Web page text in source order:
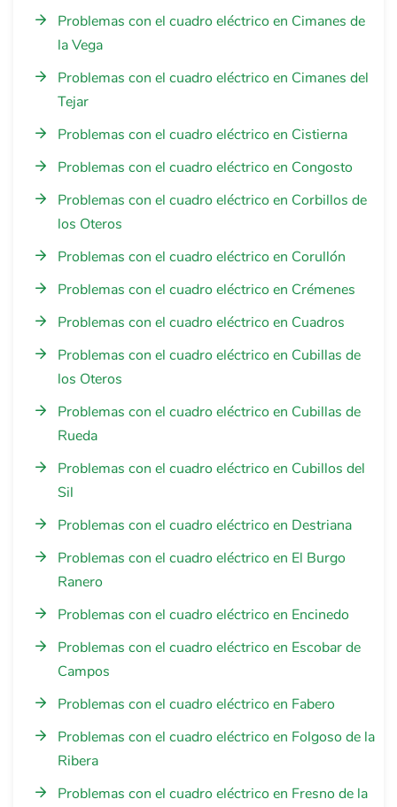
Problemas con el cuadro eléctrico en Cimanes de
la Vega
Problemas con el cuadro eléctrico en Cimanes del
Tejar
Problemas con el cuadro eléctrico en Cistierna
Problemas con el cuadro eléctrico en Congosto
Problemas con el cuadro eléctrico en Corbillos de
los Oteros
Problemas con el cuadro eléctrico en Corullón
Problemas con el cuadro eléctrico en Crémenes
Problemas con el cuadro eléctrico en Cuadros
Problemas con el cuadro eléctrico en Cubillas de
los Oteros
Problemas con el cuadro eléctrico en Cubillas de
Rueda
Problemas con el cuadro eléctrico en Cubillos del
Sil
Problemas con el cuadro eléctrico en Destriana
Problemas con el cuadro eléctrico en El Burgo
Ranero
Problemas con el cuadro eléctrico en Encinedo
Problemas con el cuadro eléctrico en Escobar de
Campos
Problemas con el cuadro eléctrico en Fabero
Problemas con el cuadro eléctrico en Folgoso de la
Ribera
Problemas con el cuadro eléctrico en Fresno de la